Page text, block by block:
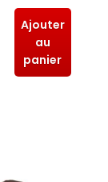
Ajouter
au
panier